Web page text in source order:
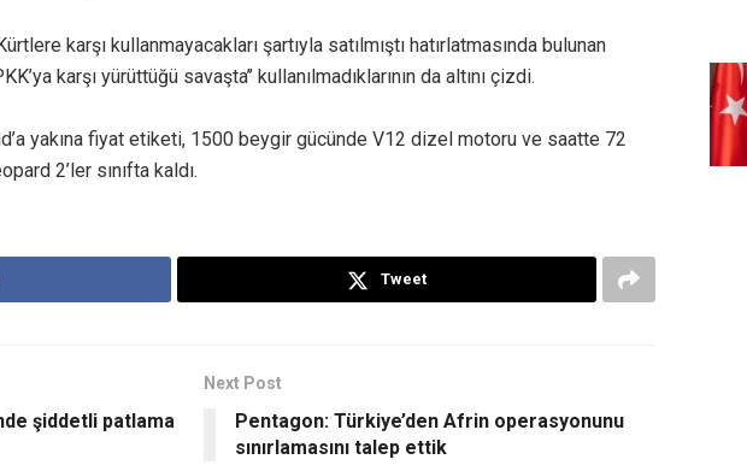
karşı kullanmayacakları şartıyla satılmıştı hatırlatmasında bulunan
karşı yürüttüğü savaşta’’ kullanılmadıklarının da altını çizdi.
yakına fiyat etiketi, 1500 beygir gücünde V12 dizel motoru ve saatte 72
2’ler sınıfta kaldı.
Tweet
şiddetli patlama
Next Post
​Pentagon: Türkiye’den Afrin operasyonunu
sınırlamasını talep ettik